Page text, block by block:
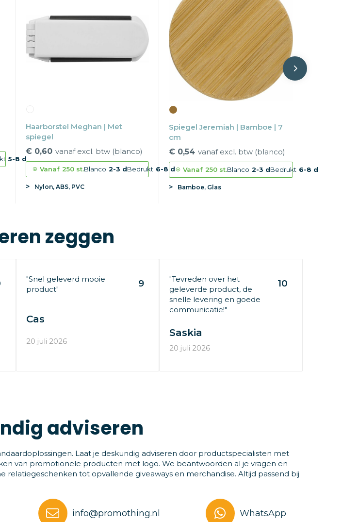
5-8 d
Haarborstel Meghan | Met
spiegel
€ 0,60 vanaf excl. btw (blanco)
Vanaf 250 st.Blanco 2-3 dBedrukt 6-8 d
Nylon, ABS, PVC
Spiegel Jeremiah | Bamboe | 7
cm
€ 0,54 vanaf excl. btw (blanco)
Vanaf 250 st.Blanco 2-3 dBedrukt 6-8 d
Bamboe, Glas
zeggen
"Snel geleverd mooie
product"
9
Cas
20 juli 2026
"Tevreden over het
geleverde product, de
snelle levering en goede
communicatie!"
10
Saskia
20 juli 2026
adviseren
Laat je deskundig adviseren door productspecialisten met
van promotionele producten met logo. We beantwoorden al je vragen en
relatiegeschenken tot opvallende giveaways en merchandise. Altijd passend bij
info@promothing.nl WhatsApp